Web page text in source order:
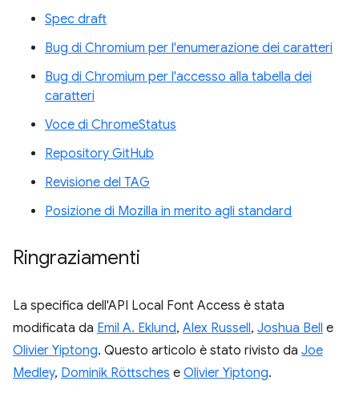
Spec draft
Bug di Chromium per l'enumerazione dei caratteri
Bug di Chromium per l'accesso alla tabella dei
caratteri
Voce di ChromeStatus
Repository GitHub
Revisione del TAG
Posizione di Mozilla in merito agli standard
Ringraziamenti
La specifica dell'API Local Font Access è stata
modificata da Emil A. Eklund, Alex Russell, Joshua Bell e
Olivier Yiptong. Questo articolo è stato rivisto da Joe
Medley, Dominik Röttsches e Olivier Yiptong.